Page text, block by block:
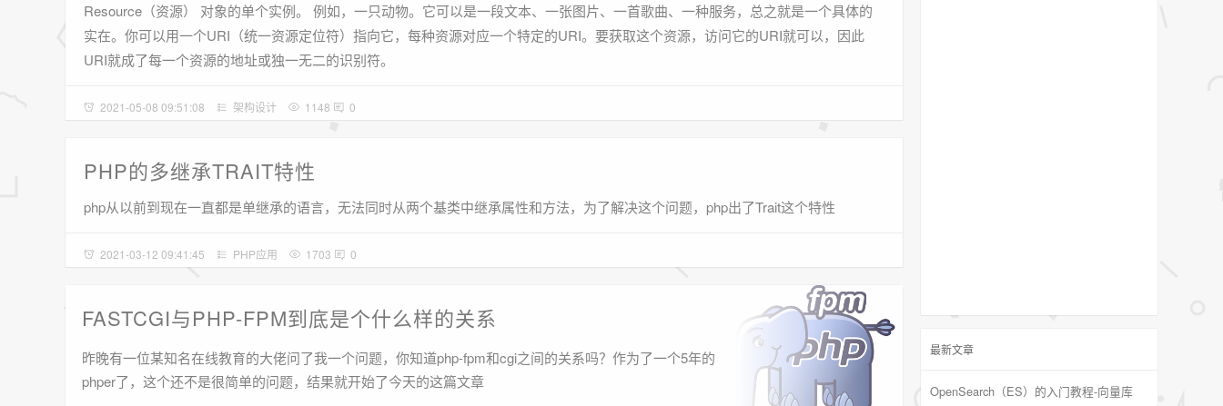
Resource（资源） 对象的单个实例。 例如，一只动物。它可以是一段文本、一张图片、一首歌曲、一种服务，总之就是一个具体的
实在。你可以用一个URI（统一资源定位符）指向它，每种资源对应一个特定的URI。要获取这个资源，访问它的URI就可以，因此
URI就成了每一个资源的地址或独一无二的识别符。
2021-05-08 09:51:08 架构设计 1148 0
PHP的多继承TRAIT特性
php从以前到现在一直都是单继承的语言，无法同时从两个基类中继承属性和方法，为了解决这个问题，php出了Trait这个特性
2021-03-12 09:41:45 PHP应用 1703 0
FASTCGI与PHP-FPM到底是个什么样的关系
昨晚有一位某知名在线教育的大佬问了我一个问题，你知道php-fpm和cgi之间的关系吗？作为了一个5年的
phper了，这个还不是很简单的问题，结果就开始了今天的这篇文章
最新文章
OpenSearch（ES）的入门教程-向量库